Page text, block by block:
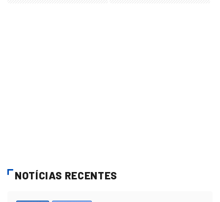
NOTÍCIAS RECENTES